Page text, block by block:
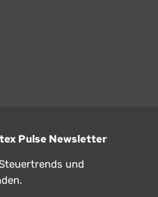
Pulse Newsletter
und